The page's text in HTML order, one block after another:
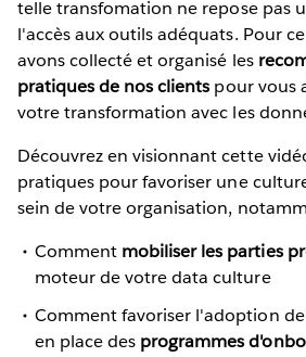
telle transfomation ne repose pas
l'accès aux outils adéquats. Pour
avons collecté et organisé les
pratiques de nos clients pour vous
votre transformation avec les
Découvrez en visionnant cette
pratiques pour favoriser une
sein de votre organisation,
Comment mobiliser les parties
moteur de votre data culture
Comment favoriser l'adoption
en place des programmes